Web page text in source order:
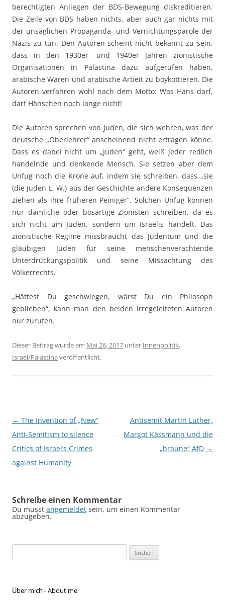
berechtigten Anliegen der BDS-Bewegung diskreditieren.
Die Zeile von BDS haben nichts, aber auch gar nichts mit
der unsäglichen Propaganda- und Vernichtungsparole der
Nazis zu tun. Den Autoren scheint nicht bekannt zu sein,
dass in den 1930er- und 1940er Jahren zionistische
Organisationen in Palästina dazu aufgerufen haben,
arabische Waren und arabische Arbeit zu boykottieren. Die
Autoren verfahren wohl nach dem Motto: Was Hans darf,
darf Hänschen noch lange nicht!
Die Autoren sprechen von Juden, die sich wehren, was der
deutsche „Oberlehrer“ anscheinend nicht ertragen könne.
Dass es dabei nicht um „Juden“ geht, weiß jeder redlich
handelnde und denkende Mensch. Sie setzen aber dem
Unfug noch die Krone auf, indem sie schreiben, dass „sie
(die Juden L. W.) aus der Geschichte andere Konsequenzen
ziehen als ihre früheren Peiniger“. Solchen Unfug können
nur dämliche oder bösartige Zionisten schreiben, da es
sich nicht um Juden, sondern um Israelis handelt. Das
zionistische Regime missbraucht das Judentum und die
gläubigen Juden für seine menschenverachtende
Unterdrückungspolitik und seine Missachtung des
Völkerrechts.
„Hättest Du geschwiegen, wärst Du ein Philosoph
geblieben“, kann man den beiden irregeleiteten Autoren
nur zurufen.
Dieser Beitrag wurde am Mai 26, 2017 unter Innenpolitik,
Israel/Palästina veröffentlicht.
Beitragsnavigation
← The Invention of „New“
Anti-Semitism to silence
Critics of Israel’s Crimes
against Humanity
Antisemit Martin Luther,
Margot Kässmann und die
„braune“ AfD →
Schreibe einen Kommentar
Du musst angemeldet sein, um einen Kommentar
abzugeben.
nach:
Über mich - About me